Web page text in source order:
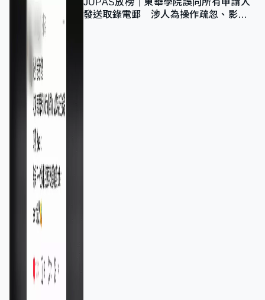
JUPAS放榜｜東華學院誤向所有申請人
發送取錄電郵 涉人為操作疏忽、影響